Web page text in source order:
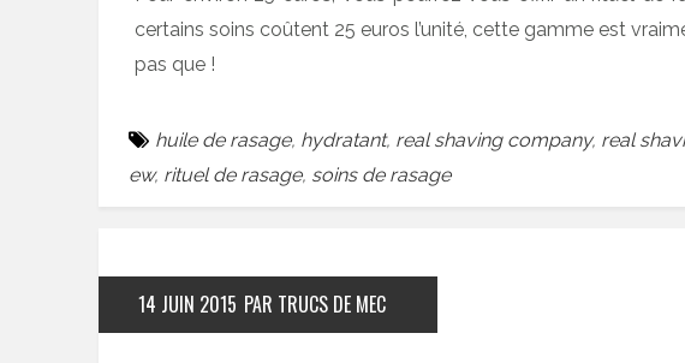
certains soins coûtent 25 euros l’unité, cette gamme est
pas que !
huile de rasage, hydratant, real shaving company, real
ew, rituel de rasage, soins de rasage
14 JUIN 2015 PAR TRUCS DE MEC